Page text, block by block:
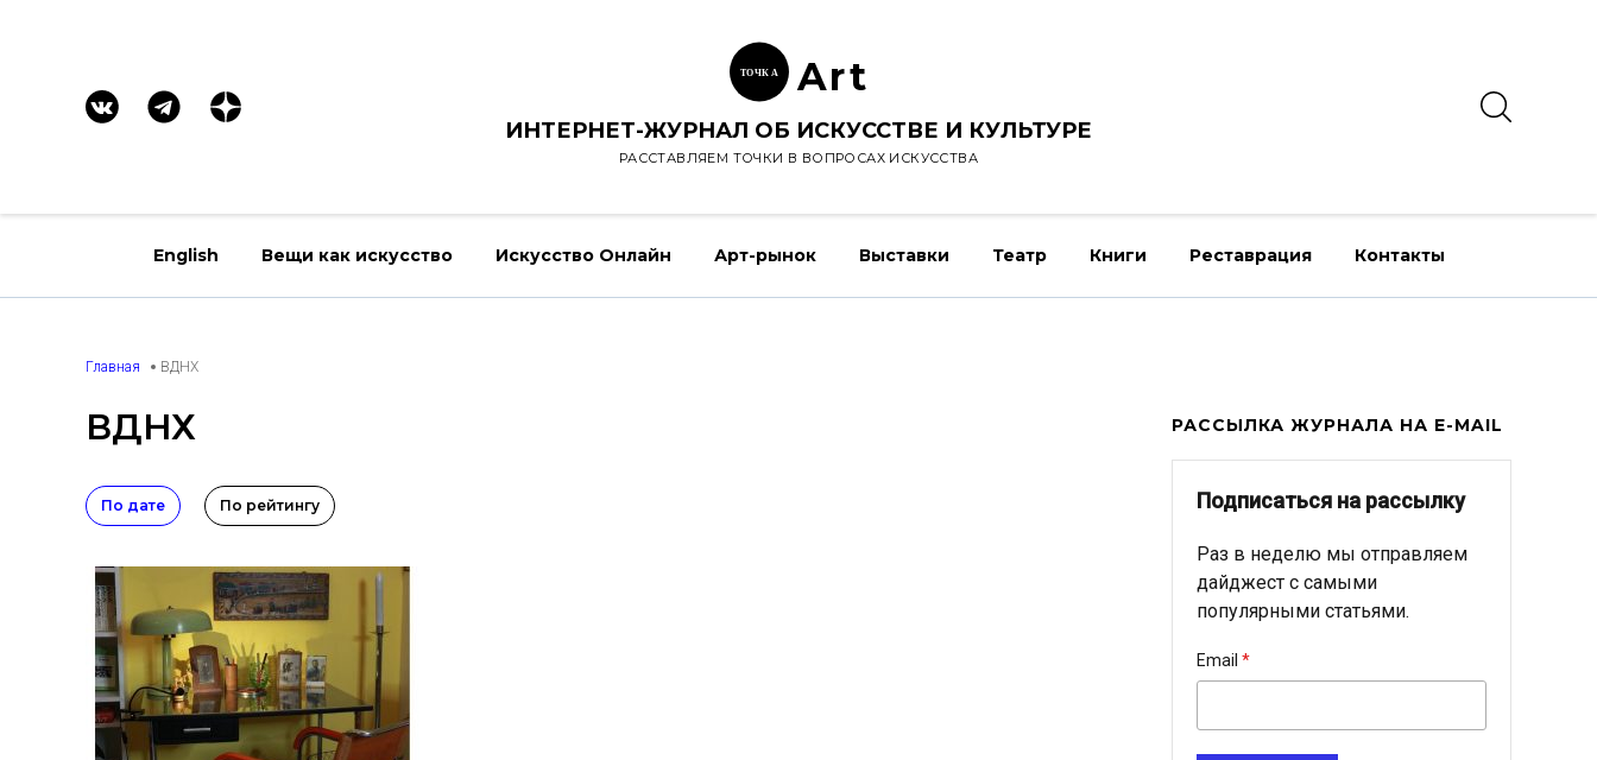
ТОЧК А Art
ИНТЕРНЕТ-ЖУРНАЛ ОБ ИСКУССТВЕ И КУЛЬТУРЕ
РАССТАВЛЯЕМ ТОЧКИ В ВОПРОСАХ ИСКУССТВА
English Вещи как искусство Искусство Онлайн Арт-рынок Выставки Театр Книги Реставрация Контакты
Главная ВДНХ
ВДНХ
По дате По рейтингу
РАССЫЛКА ЖУРНАЛА НА E-MAIL
Подписаться на рассылку
Раз в неделю мы отправляем
дайджест с самыми
популярными статьями.
Email